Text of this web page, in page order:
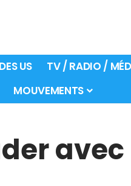
US TV / RADIO /
MOUVEMENTS